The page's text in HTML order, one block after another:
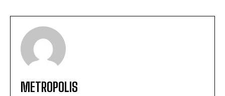
METROPOLIS